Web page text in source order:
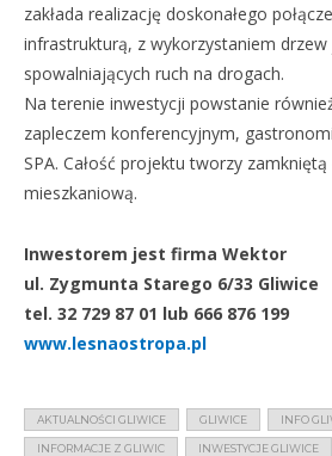
zakłada realizację doskonałego
infrastrukturą, z wykorzystaniem
spowalniających ruch na drogach.
Na terenie inwestycji powstanie
zapleczem konferencyjnym,
SPA. Całość projektu tworzy zamkniętą
mieszkaniową.
Inwestorem jest firma Wektor
ul. Zygmunta Starego 6/33 Gliwice
tel. 32 729 87 01 lub 666 876 199
www.lesnaostropa.pl
AKTUALNOŚCI GLIWICE GLIWICE INFO
INFORMACJE Z GLIWIC INWESTYCJE GLIWICE